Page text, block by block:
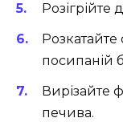
Розігрійте
Розкатайте
посипаній
Вирізайте
печива.